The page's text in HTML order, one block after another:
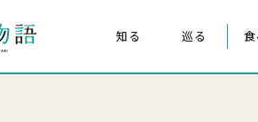
知る
桑都物語について
巡る
八王子まつり